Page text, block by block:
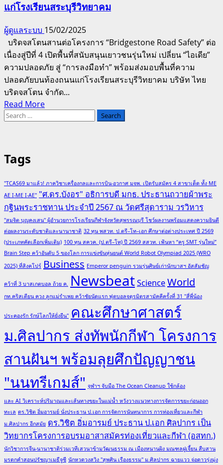
แก่โรงเรียนสระบุรีวิทยาคม
ผู้ดูแลระบบ 15/02/2025
บริดจสโตนสานต่อโครงการ “Bridgestone Road Safety” ต่อ
เนื่องสู่ปีที่ 4 เปิดพื้นที่สนับสนุนเยาวชนรุ่นใหม่ เปลี่ยน “ไอเดีย”
ความปลอดภัย สู่ “การลงมือทำ” พร้อมส่งมอบพื้นที่ความ
ปลอดภัยบนท้องถนนแก่โรงเรียนสระบุรีวิทยาคม บริษัท ไทย
บริดจสโตน จํากัด...
Read MoreRead
โครงการ
“Bridgestone
Road
Safety”
ปี
ที่
4
ส่ง
มอบ
พื้นที่
ปลอดภัย
บน
ท้อง
ถนน
แก่
โรงเรียน
สระบุรี
วิทยาคม
Search
Tags
"TCAS69 มาแล้ว! ภาควิชาเครื่องกลและการบิน-อวกาศ มจพ. เปิดรับสมัคร 4 สาขาเด็ด ทั้ง ME
AE I-ME I-AE" "ศ.ดร.บังอร" อธิการบดี มกธ. ประธานถวายผ้าพระ
กฐินพระราชทาน ประจำปี 2567 ณ วัดศรีสุดาราม วรวิหาร
"สมจิต บุญคงเสน" ผู้อำนวยการโรงเรียนกีฬาจังหวัดสุพรรณบุรี โชว์ผลงานพร้อมแสดงความยินดี
ต่อผลงานระดับชาติและนานาชาติ 32 ทุน พสวท. ป.ตรี–โท–เอก ศึกษาต่อต่างประเทศ ปี 2569
(ประเภทคัดเลือกเพิ่มเติม) 100 ทุน สควค. (ป.ตรี–โท) ปี 2569 สสวท. เฟ้นหา “ครู SMT รุ่นใหม่”
Brain Step คว้าอันดับ 5 ของโลก การแข่งขันหุ่นยนต์ World Robot Olympiad 2025 (WRO
2025) ที่สิงคโปร์ Business Emperor penguin รวมรุ่นศิษย์เก่านักบาสฯ อัสสัมชัญ
คว้าที่ 3 บาสเกตบอล ถ้วย ค. NewsbeatScienceWorld
กท.คริสเตียน ควง ลูกแม่รำเพย คว้าชัยนัดแรก ฟุตบอลจตุรมิตรสามัคคีครั้งที่ 31 "สี่พี่น้อง
ประคองรัก รักษ์โลกให้ยั่งยืน" คณะศึกษาศาสตร์
ม.ศิลปากร ส่งทัพนักกีฬา โครงการ
สานฝันฯ พร้อมลุยศึกปัญญาชน
"นนทรีเกมส์" จุฬาฯ จับมือ The Ocean Cleanup ใช้กล้อง
และ AI วิเคราะห์ปริมาณและเส้นทางขยะในแม่น้ำ หวังวางแนวทางการจัดการขยะก่อนออก
ทะเล ดร.วิชิต อิ่มอารมย์ นั่งประธาน ป.เอก การจัดการนันทนาการ การท่องเที่ยวและกีฬา
ม.ศิลปากร อีกสมัย ดร.วิชิต อิ่มอารมย์ ประธาน ป.เอก ศิลปากร เป็น
วิทยากรโครงการอบรมอาสาสมัครท่องเที่ยวและกีฬา (อสทก.)
นักวิชาการจีน-นานาชาติร่วมเวทีเสวนาข้ามวัฒนธรรม ณ เมืองหนานผิง มณฑลฝูเจี้ยน สืบสาน
มรดกคำสอนปรัชญาเมธีจูซี นักหวดวงสวิง "สุพศิน เรืองธรรม" ม.ศิลปากร ฉายแวว จ่อดาวรุ่งมุ่ง